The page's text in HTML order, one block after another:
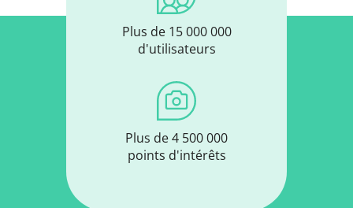
Plus de 15 000 000
d'utilisateurs
Plus de 4 500 000
points d'intérêts